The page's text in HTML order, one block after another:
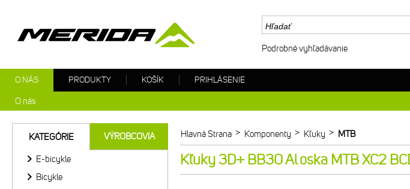
Hlavná Strana > Komponenty > Kľuky > MTB
Kľuky 3D+ BB30 Al oska MTB XC2
KATEGÓRIE VÝROBCOVIA
E-bicykle
Bicykle
Podrobné vyhľadávanie
O NÁS
O nás
PRODUKTY KOŠÍK PRIHLÁSENIE